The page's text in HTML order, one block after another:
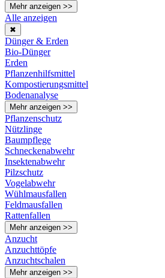
Mehr anzeigen >>
Alle anzeigen
✖
Dünger & Erden
Bio-Dünger
Erden
Pflanzenhilfsmittel
Kompostierungsmittel
Bodenanalyse
Mehr anzeigen >>
Pflanzenschutz
Nützlinge
Baumpflege
Schneckenabwehr
Insektenabwehr
Pilzschutz
Vogelabwehr
Wühlmausfallen
Feldmausfallen
Rattenfallen
Mehr anzeigen >>
Anzucht
Anzuchttöpfe
Anzuchtschalen
Mehr anzeigen >>